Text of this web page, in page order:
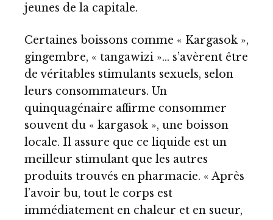
jeunes de la capitale.
Certaines boissons comme « Kargasok »,
gingembre, « tangawizi »… s’avèrent être
de véritables stimulants sexuels, selon
leurs consommateurs. Un
quinquagénaire affirme consommer
souvent du « kargasok », une boisson
locale. Il assure que ce liquide est un
meilleur stimulant que les autres
produits trouvés en pharmacie. « Après
l’avoir bu, tout le corps est
immédiatement en chaleur et en sueur,